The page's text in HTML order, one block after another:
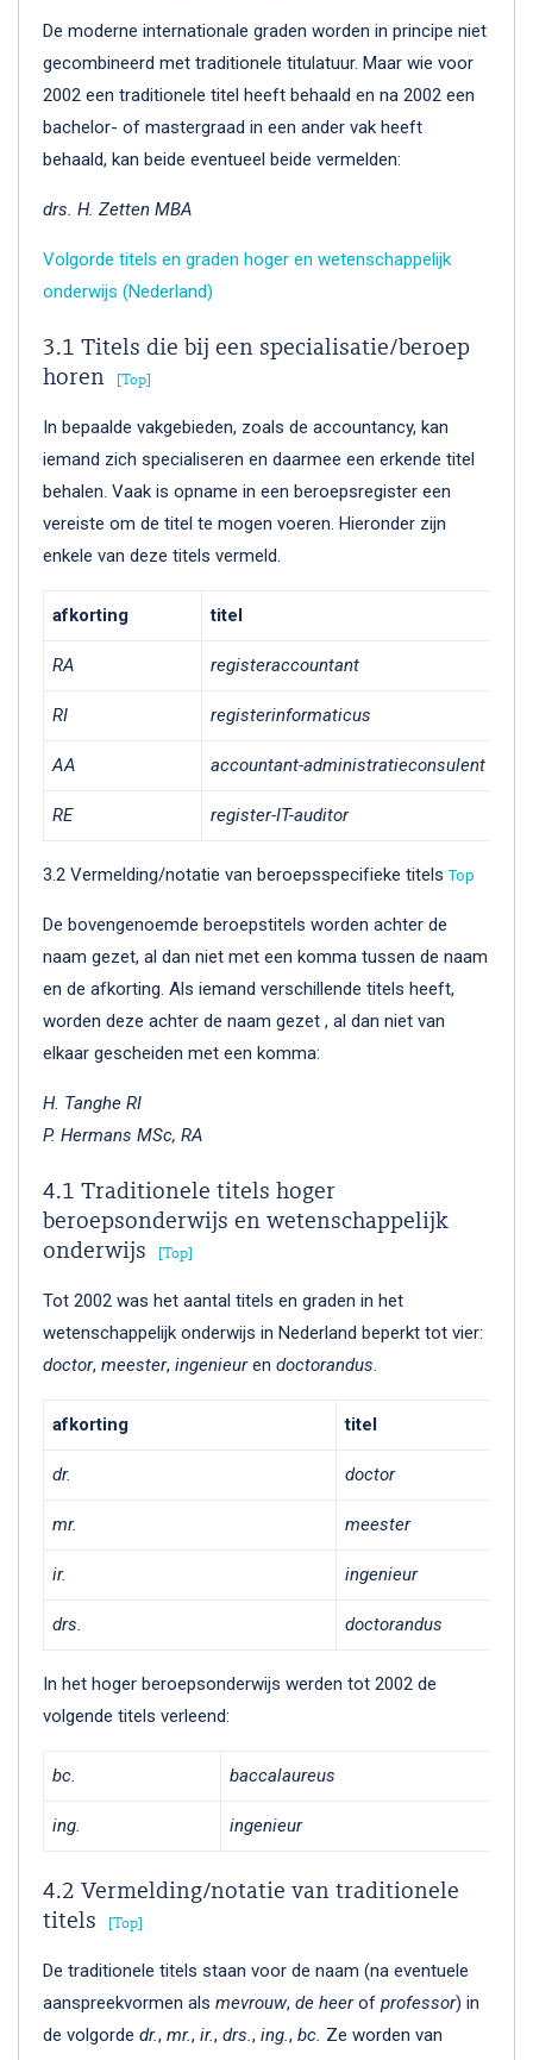
De moderne internationale graden worden in principe niet
gecombineerd met traditionele titulatuur. Maar wie voor
2002 een traditionele titel heeft behaald en na 2002 een
bachelor- of mastergraad in een ander vak heeft
behaald, kan beide eventueel beide vermelden:
drs. H. Zetten MBA
Volgorde titels en graden hoger en wetenschappelijk
onderwijs (Nederland)
3.1 Titels die bij een specialisatie/beroep
horen
Top
In bepaalde vakgebieden, zoals de accountancy, kan
iemand zich specialiseren en daarmee een erkende titel
behalen. Vaak is opname in een beroepsregister een
vereiste om de titel te mogen voeren. Hieronder zijn
enkele van deze titels vermeld.
afkorting titel
RA registeraccountant
RI registerinformaticus
AA accountant-administratieconsulent
RE register-IT-auditor
3.2 Vermelding/notatie van beroepsspecifieke titelsTop
De bovengenoemde beroepstitels worden achter de
naam gezet, al dan niet met een komma tussen de naam
en de afkorting. Als iemand verschillende titels heeft,
worden deze achter de naam gezet , al dan niet van
elkaar gescheiden met een komma:
H. Tanghe RI
P. Hermans MSc, RA
4.1 Traditionele titels hoger
beroepsonderwijs en wetenschappelijk
onderwijs
Top
Tot 2002 was het aantal titels en graden in het
wetenschappelijk onderwijs in Nederland beperkt tot vier:
doctor, meester, ingenieuren doctorandus.
afkorting titel
dr. doctor
mr. meester
ir. ingenieur
drs. doctorandus
In het hoger beroepsonderwijs werden tot 2002 de
volgende titels verleend:
bc. baccalaureus
ing. ingenieur
4.2 Vermelding/notatie van traditionele
titels
Top
De traditionele titels staan voor de naam (na eventuele
aanspreekvormen als mevrouw, de heerof professor) in
de volgorde dr., mr., ir., drs., ing., bc. Ze worden van